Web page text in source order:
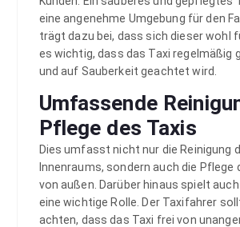
eine angenehme Umgebung für den
trägt dazu bei, dass sich dieser wohl
es wichtig, dass das Taxi regelmäßig
und auf Sauberkeit geachtet wird.
Umfassende
Pflege des Taxis
Dies umfasst nicht nur die Reinigung
Innenraums, sondern auch die Pflege
von außen. Darüber hinaus spielt auch
eine wichtige Rolle. Der Taxifahrer
achten, dass das Taxi frei von